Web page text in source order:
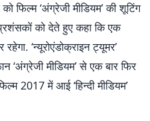
फिल्म ‘अंग्रेजी मीडियम’ की शूटिंग
को देते हुए कहा कि एक
‘न्यूरोएंडोक्राइन ट्यूमर’
‘अंग्रेजी मीडियम’ से एक बार फिर
2017 में आई ‘हिन्दी मीडियम’